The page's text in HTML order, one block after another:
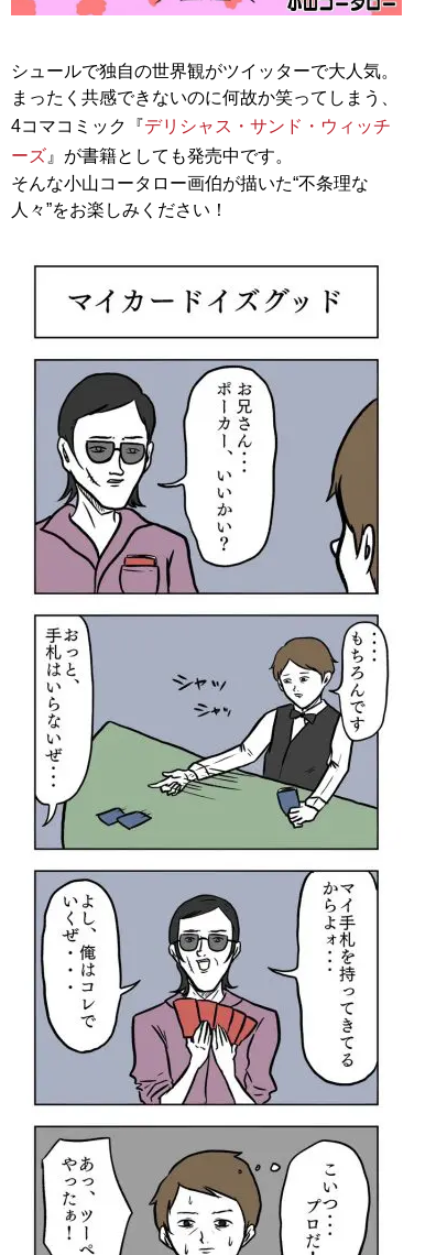
シュールで独自の世界観がツイッターで大人気。
まったく共感できないのに何故か笑ってしまう、
4コマコミック『デリシャス・サンド・ウィッチ
ーズ 』が書籍としても発売中です。
そんな小山コータロー画伯が描いた“不条理な
人々”をお楽しみください！